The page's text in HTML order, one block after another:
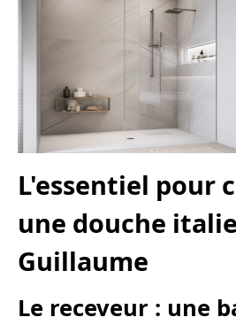
L'essentiel pour
une douche
Guillaume
Le receveur : une